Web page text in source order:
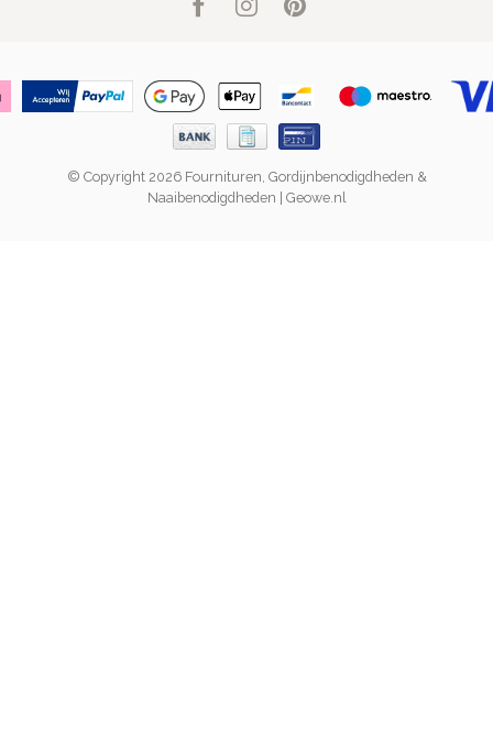
© Copyright 2026 Fournituren, Gordijnbenodigdheden &
Naaibenodigdheden | Geowe.nl